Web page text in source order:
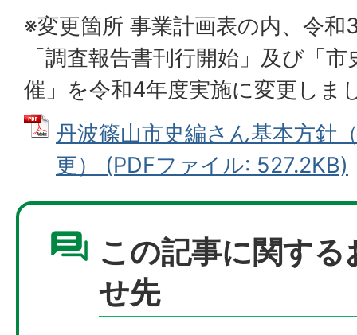
※変更箇所 事業計画表の内、令
「調査報告書刊行開始」及び「
催」を令和4年度実施に変更しま
丹波篠山市史編さん基本方針
更） (PDFファイル: 527.2KB)
この記事に関する
せ先